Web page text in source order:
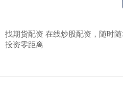
找期货配资 在线炒股配资，随时随
投资零距离